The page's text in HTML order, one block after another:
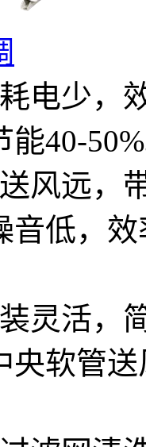
电少，
能40-
风远，
音低，
灵活，
央软管